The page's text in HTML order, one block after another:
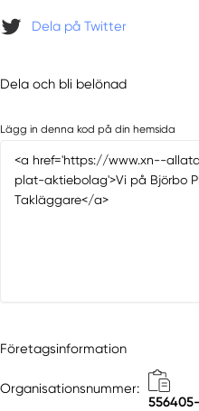
Dela på Twitter
Dela och bli belönad
Lägg in denna kod på din hemsida
Företagsinformation
Organisationsnummer: